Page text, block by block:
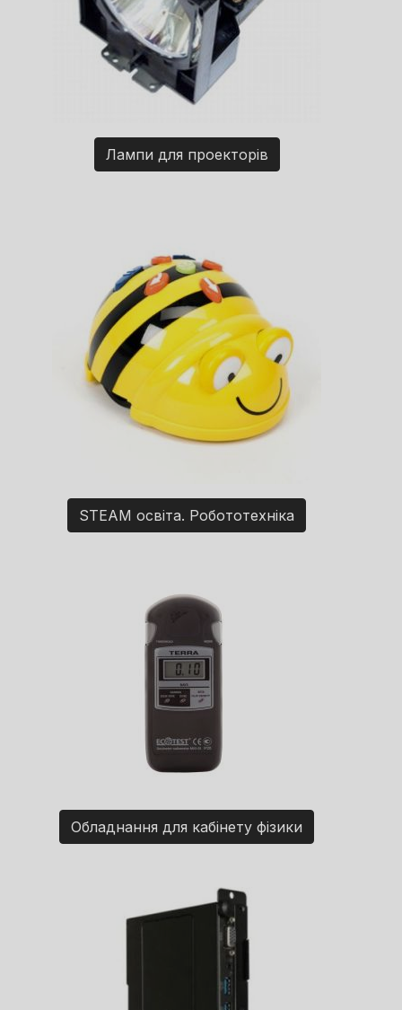
Лампи для проекторів
STEAM освіта. Робототехніка
Обладнання для кабінету фізики